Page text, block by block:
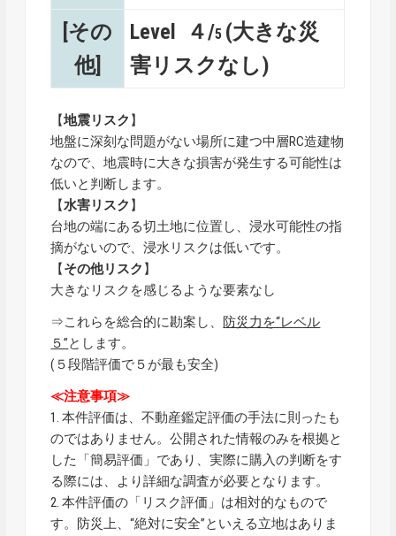
[その
他]
Level ４/5 (大きな災
害リスクなし)
【地震リスク 】
地盤に深刻な問題がない場所に建つ中層RC造建物
なので、地震時に大きな損害が発生する可能性は
低いと判断します。
【水害リスク 】
台地の端にある切土地に位置し、浸水可能性の指
摘がないので、浸水リスクは低いです。
【その他リスク 】
大きなリスクを感じるような要素なし
⇒これらを総合的に勘案し、 防災力を“レベル
５”とします。
(５段階評価で５が最も安全)
≪注意事項≫
1. 本件評価は、不動産鑑定評価の手法に則ったも
のではありません。公開された情報のみを根拠と
した「簡易評価」であり、実際に購入の判断をす
る際には、より詳細な調査が必要となります。
2. 本件評価の「リスク評価」は相対的なもので
す。防災上、“絶対に安全”といえる立地はありま